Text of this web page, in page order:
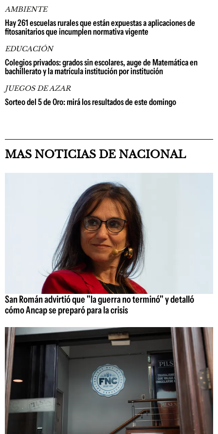
AMBIENTE
Hay 261 escuelas rurales que están expuestas a aplicaciones de
fitosanitarios que incumplen normativa vigente
EDUCACIÓN
Colegios privados: grados sin escolares, auge de Matemática en
bachillerato y la matrícula institución por institución
JUEGOS DE AZAR
Sorteo del 5 de Oro: mirá los resultados de este domingo
MAS NOTICIAS DE NACIONAL
San Román advirtió que "la guerra no terminó" y detalló
cómo Ancap se preparó para la crisis